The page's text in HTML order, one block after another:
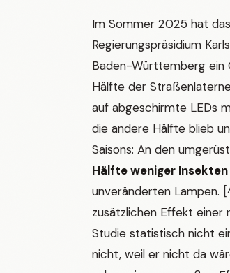
Im Sommer 2025 hat
Regierungspräsidium
Baden-Württemberg
Hälfte der
auf abgeschirmte LEDs
die andere Hälfte blieb
Saisons: An den
Hälfte weniger Insekten
unveränderten Lampen.
zusätzlichen Effekt
Studie statistisch nicht
nicht, weil er nicht da